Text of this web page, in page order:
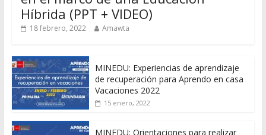
Híbrida (PPT + VIDEO)
18 febrero, 2022 Amawta
MINEDU: Experiencias de aprendizaje
de recuperación para Aprendo en casa
Vacaciones 2022
15 enero, 2022
MINEDU: Orientaciones para realizar